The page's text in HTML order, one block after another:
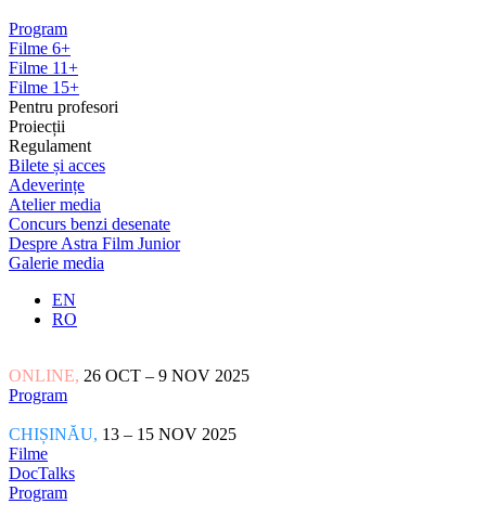
Program
Filme 6+
Filme 11+
Filme 15+
Pentru profesori
Proiecții
Regulament
Bilete și acces
Adeverințe
Atelier media
Concurs benzi desenate
Despre Astra Film Junior
Galerie media
EN
RO
ONLINE, 26 OCT – 9 NOV 2025
Program
CHIȘINĂU, 13 – 15 NOV 2025
Filme
DocTalks
Program